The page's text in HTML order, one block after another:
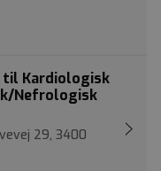
Kardiologisk
Nefrologisk
29, 3400